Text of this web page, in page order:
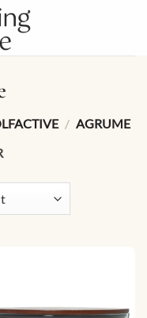
/ AGRUME